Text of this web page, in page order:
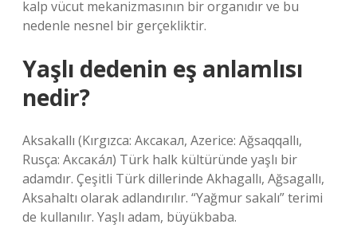
kalp vücut mekanizmasının bir organıdır ve bu
nedenle nesnel bir gerçekliktir.
Yaşlı dedenin eş anlamlısı
nedir?
Aksakallı (Kırgızca: Аксакал, Azerice: Ağsaqqallı,
Rusça: Аксака́л) Türk halk kültüründe yaşlı bir
adamdır. Çeşitli Türk dillerinde Akhagallı, Ağsagallı,
Aksahaltı olarak adlandırılır. “Yağmur sakalı” terimi
de kullanılır. Yaşlı adam, büyükbaba.